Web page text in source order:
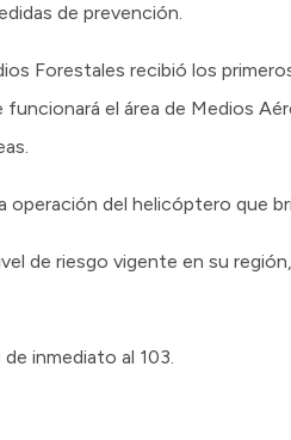
de prevención.
Forestales recibió los
el área de Medios
del helicóptero que
de riesgo vigente en su
inmediato al 103.